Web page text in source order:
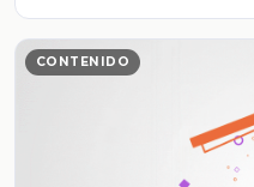
CONTENIDO